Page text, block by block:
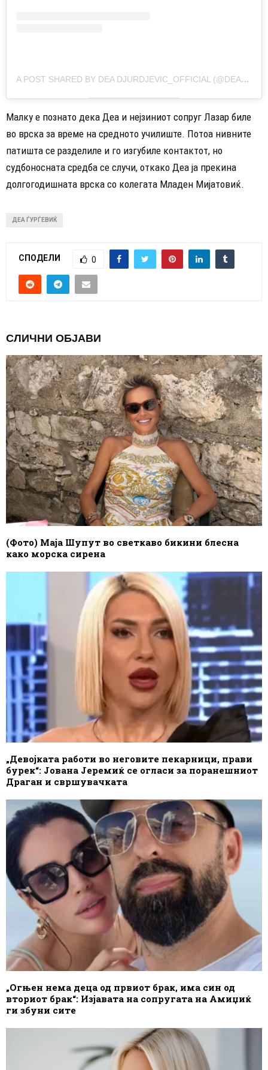
A POST SHARED BY DEA DJURDJEVIC_OFFICIAL (@DEADJURDJEVIC_OFFICIAL)
Малку е познато дека Деа и нејзиниот сопруг Лазар биле
во врска за време на средното училиште. Потоа нивните
патишта се разделиле и го изгубиле контактот, но
судбоносната средба се случи, откако Деа ја прекина
долгогодишната врска со колегата Младен Мијатовиќ.
ДЕА ЃУРЃЕВИЌ
СПОДЕЛИ 0
СЛИЧНИ ОБЈАВИ
(Фото) Маја Шупут во светкаво бикини блесна
како морска сирена
„Девојката работи во неговите пекарници, прави
бурек“: Јована Јеремиќ се огласи за поранешниот
Драган и свршувачката
„Огњен нема деца од првиот брак, има син од
вториот брак“: Изјавата на сопругата на Амиџиќ
ги збуни сите